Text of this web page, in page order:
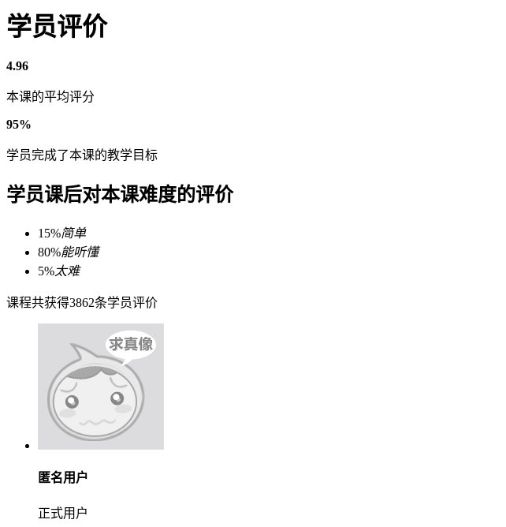
学员评价
4.96
本课的平均评分
95%
学员完成了本课的教学目标
学员课后对本课难度的评价
15%简单
80%能听懂
5%太难
课程共获得3862条学员评价
匿名用户
正式用户